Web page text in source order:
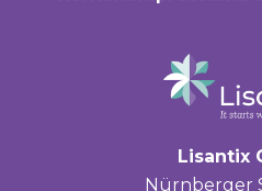
Lisantix
Nürnberger